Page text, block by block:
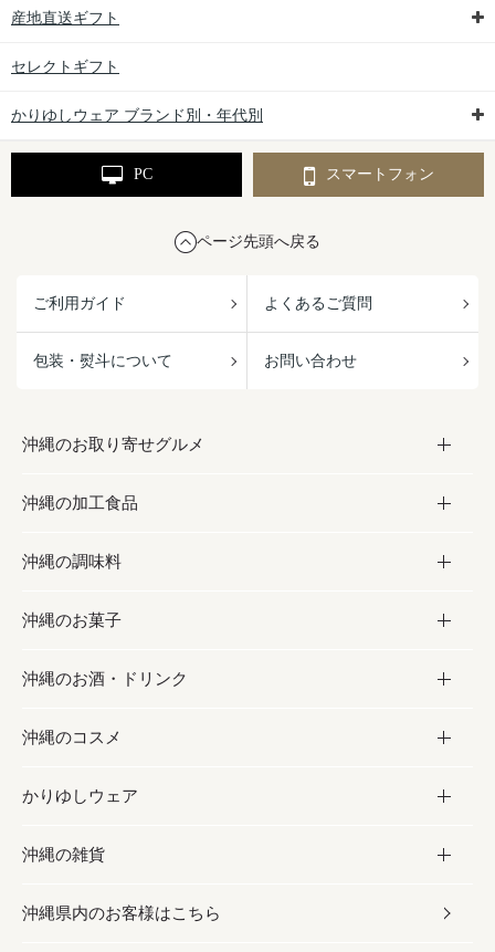
産地直送ギフト
セレクトギフト
かりゆしウェア ブランド別・年代別
PC スマートフォン
ページ先頭へ戻る
ご利用ガイド よくあるご質問
包装・熨斗について お問い合わせ
沖縄のお取り寄せグルメ
お取り寄せグルメ
フルーツ・野菜
お肉
海産物
沖縄の加工食品
加工食品
缶詰／パウチ
沖縄料理
沖縄そば／乾麺
レトルト食品
乾物／粉類
沖縄の調味料
調味料
砂糖／黒砂糖
塩
お酢／ドレッシング
しょうゆ
みそ
沖縄のお菓子
お菓子
黒糖
ちんすこう
伝統菓子
スナック
沖縄のお酒・ドリンク
お酒・ドリンク
泡盛
ビール・チューハイ
ワイン・ウィスキー・カクテル
沖縄のコスメ
コスメ
スキンケア
ボディケア
かりゆしウェア
かりゆしウェア
メンズ
沖縄の雑貨
雑貨
沖縄県内のお客様はこちら